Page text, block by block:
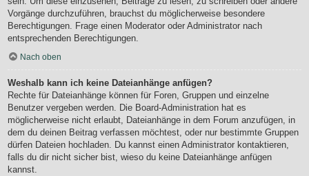
Vorgänge durchzuführen, brauchst du möglicherweise besondere
Berechtigungen. Frage einen Moderator oder Administrator nach
entsprechenden Berechtigungen.
Nach oben
Weshalb kann ich keine Dateianhänge anfügen?
Rechte für Dateianhänge können für Foren, Gruppen und einzelne
Benutzer vergeben werden. Die Board-Administration hat es
möglicherweise nicht erlaubt, Dateianhänge in dem Forum anzufügen, in
dem du deinen Beitrag verfassen möchtest, oder nur bestimmte Gruppen
dürfen Dateien hochladen. Du kannst einen Administrator kontaktieren,
falls du dir nicht sicher bist, wieso du keine Dateianhänge anfügen
kannst.